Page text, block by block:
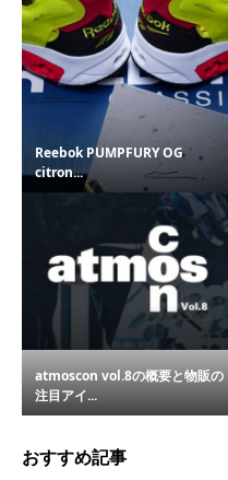
Reebok PUMPFURY OG
citron...
atmoscon vol.8の概要と物販の
注目アイ...
おすすめ記事